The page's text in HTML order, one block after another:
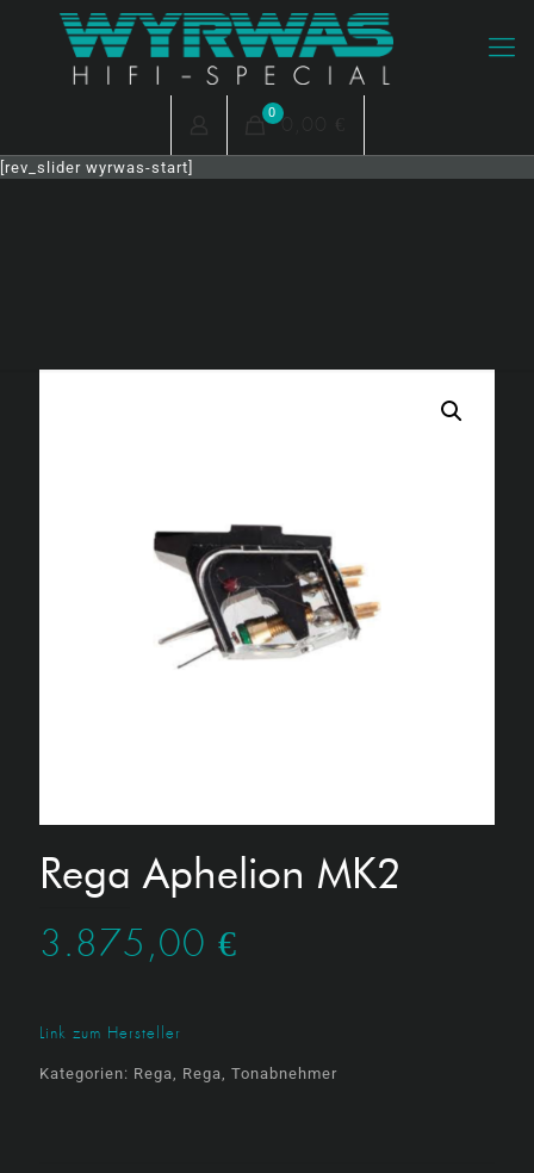
0 0,00 €
[rev_slider wyrwas-start]
Rega Aphelion MK2
3.875,00 €
Link zum Hersteller
Kategorien: Rega, Rega, Tonabnehmer